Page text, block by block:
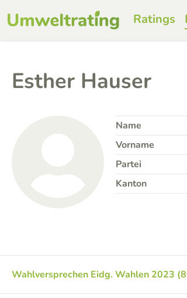
Ratings
Esther Hauser
Name
Vorname
Partei
Kanton
Wahlversprechen Eidg. Wahlen 2023